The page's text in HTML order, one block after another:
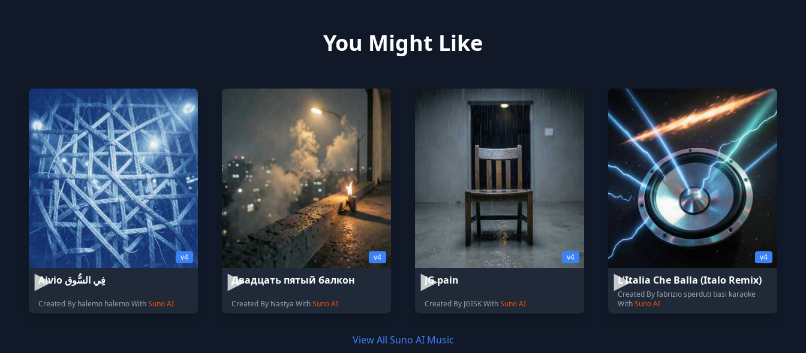
You Might Like
v4
Aivio فِي السُّوق
Created By halemo halemo WithSuno AI
v4
Двадцать пятый балкон
Created By Nastya WithSuno AI
v4
JG pain
Created By JGISK WithSuno AI
v4
L'Italia Che Balla (Italo Remix)
Created By fabrizio sperduti basi karaoke
WithSuno AI
View All Suno AI Music